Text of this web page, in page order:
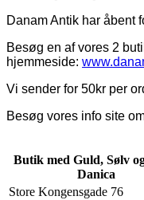
Danam Antik har åbent
Besøg en af vores 2
hjemmeside:
Vi sender for 50kr per
Besøg vores info site
Butik med Guld, Sølv
Danica
Store Kongensgade 76